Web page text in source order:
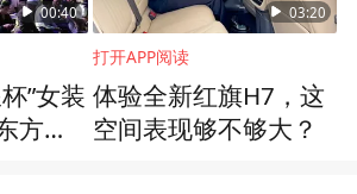
00:40
”女装
方美
03:20
打开APP阅读
体验全新红旗H7，这
空间表现够不够大？